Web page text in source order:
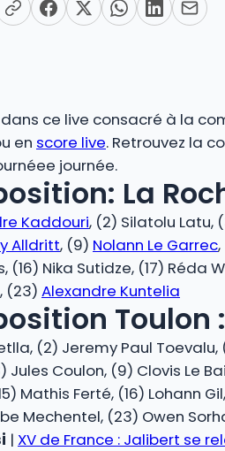
ce live consacré à la
en score live. Retrouvez la
journée.
La
Kaddouri, (2) Silatolu Latu,
Alldritt, (9) Nolann Le Garrec
(16) Nika Sutidze, (17) Réda
(23) Alexandre Kuntelia
Toulon :
(2) Jeremy Paul
Jules Coulon, (9) Clovis Le
Mathis Ferté, (16) Lohann
Mechentel, (23) Owen
| XV de France : Jalibert se